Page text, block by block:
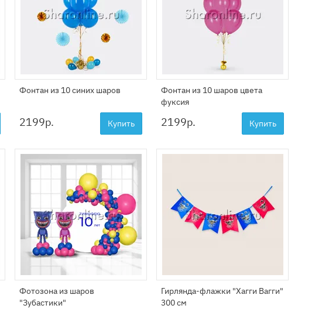
Фонтан из 10 синих шаров
2199р. Купить
Фонтан из 10 шаров цвета
фуксия
2199р. Купить
Фотозона из шаров
"Зубастики"
Гирлянда-флажки "Хагги Вагги"
300 см